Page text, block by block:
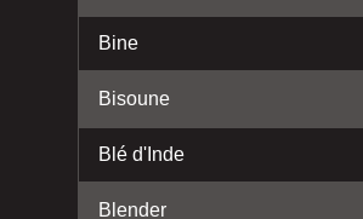
Bine
Bisoune
Blé d'Inde
Blender